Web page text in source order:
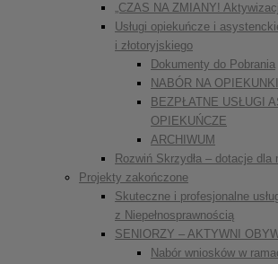
„CZAS NA ZMIANY!
Usługi opiekuńcze i
i złotoryjskiego
Dokumenty do Pobrania
NABÓR NA
BEZPŁATNE USŁUGI
OPIEKUŃCZE
ARCHIWUM
Rozwiń Skrzydła – dotacje dla
Projekty zakończone
Skuteczne i profesjonalne
z Niepełnosprawnością
SENIORZY – AKTYWNI
Nabór wniosków w